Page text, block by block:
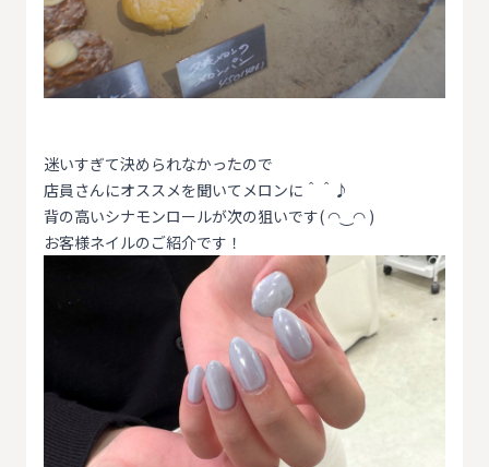
迷いすぎて決められなかったので
店員さんにオススメを聞いてメロンに＾＾♪
背の高いシナモンロールが次の狙いです( ◠‿◠ )
お客様ネイルのご紹介です！